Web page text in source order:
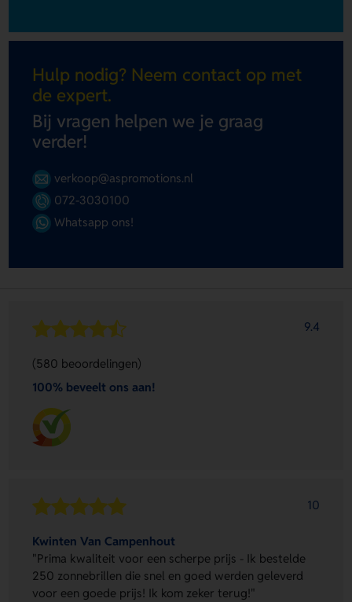
Hulp nodig? Neem contact op met
de expert.
Bij vragen helpen we je graag
verder!
verkoop@aspromotions.nl
072-3030100
Whatsapp ons!
9.4
(580 beoordelingen)
100% beveelt ons aan!
10
Kwinten Van Campenhout
"Prima kwaliteit voor een scherpe prijs - Ik bestelde
250 zonnebrillen die snel en goed werden geleverd
voor een goede prijs! Ik kom zeker terug!"